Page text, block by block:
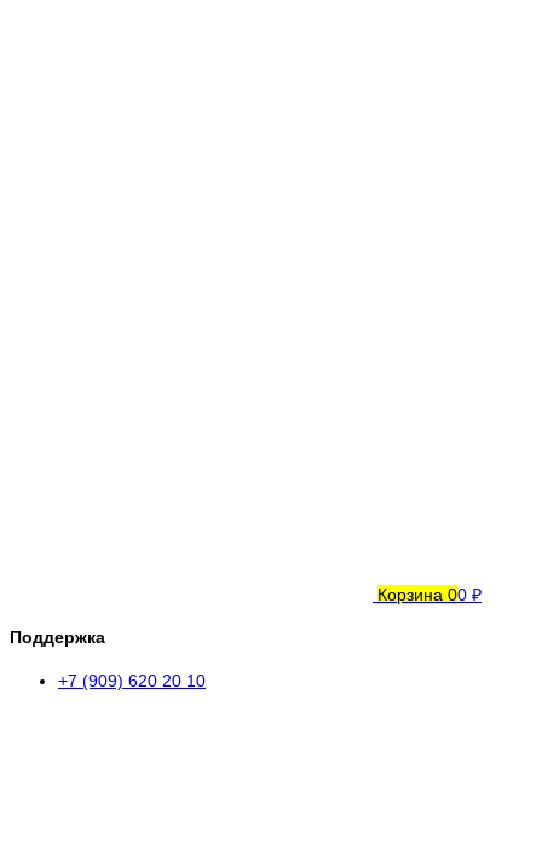
Корзина 00 ₽
Поддержка
+7 (909) 620 20 10